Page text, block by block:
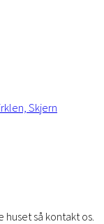
så kontakt os.